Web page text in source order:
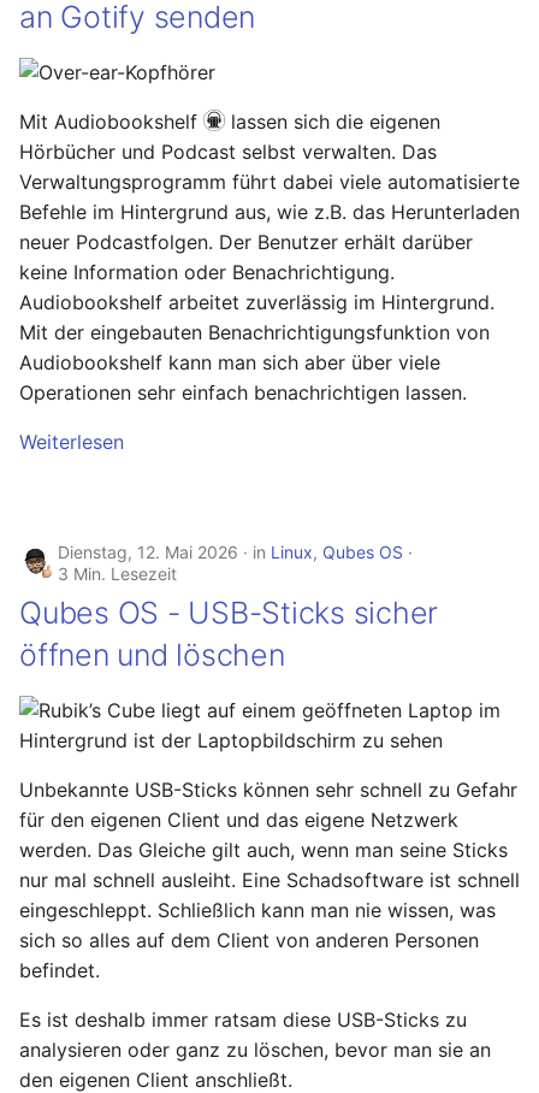
i
t
a
s
e
t
Pi-hole
Qubes OS
Raspberry-Pi
Software
Synology
Tools
YubiKey
openmediavault
OpenWRT
LaTeX
Tools & Apps
zur Verwaltung von
Schlüsselpaaren
OpenPGP-Schlüssel auf
den YubiKey exportieren
Öffentlichen SSH-
Schlüssel auf Linux-
Server übertragen und
für passwortlose
Anmeldung nutzen
YubiKey als zweiten
Passwortmanager
Ready - E-Mails
verschlüsseln und
signieren
OpenWrt – Let's Encrypt
Secure LuCi Access Via
Secure LuCi Access Via SSH
Network Configuration
OpenWrt - Network
Configuration
Statistik And Monitoring
OpenWrt - Statistik And
Monitoring
OpenWrt – Stubby
Configuration
AVM FRITZ!Box 4040 -
Upgrade
Upgrade
USB Storage Device
WireGuard Peer
Configuration
OpenWrt - WireGuard Peer
Configuration
OpenWrt - WireGuard VPN
an Gotify senden
Mit Audiobookshelf
lassen sich die eigenen
Hörbücher und Podcast selbst verwalten. Das
Verwaltungsprogramm führt dabei viele automatisierte
Befehle im Hintergrund aus, wie z.B. das Herunterladen
neuer Podcastfolgen. Der Benutzer erhält darüber
keine Information oder Benachrichtigung.
Audiobookshelf arbeitet zuverlässig im Hintergrund.
Mit der eingebauten Benachrichtigungsfunktion von
Audiobookshelf kann man sich aber über viele
Operationen sehr einfach benachrichtigen lassen.
Weiterlesen
Dienstag, 12. Mai 2026 in Linux, Qubes OS
3 Min. Lesezeit
Qubes OS - USB-Sticks sicher
öffnen und löschen
Unbekannte USB-Sticks können sehr schnell zu Gefahr
für den eigenen Client und das eigene Netzwerk
werden. Das Gleiche gilt auch, wenn man seine Sticks
nur mal schnell ausleiht. Eine Schadsoftware ist schnell
eingeschleppt. Schließlich kann man nie wissen, was
sich so alles auf dem Client von anderen Personen
befindet.
Es ist deshalb immer ratsam diese USB-Sticks zu
analysieren oder ganz zu löschen, bevor man sie an
den eigenen Client anschließt.